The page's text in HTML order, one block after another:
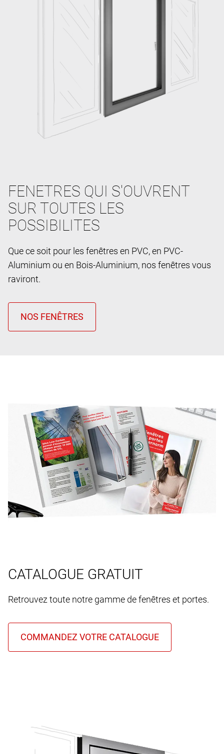
FENETRES QUI S'OUVRENT
SUR TOUTES LES
POSSIBILITES
Que ce soit pour les fenêtres en PVC, en PVC-
Aluminium ou en Bois-Aluminium, nos fenêtres vous
raviront.
CATALOGUE GRATUIT
Retrouvez toute notre gamme de fenêtres et portes.